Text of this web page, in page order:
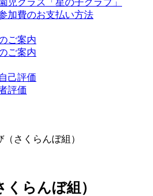
加費のお支払い方法
ご案内
ご案内
己評価
評価
さくらんぼ組）
らんぼ組）